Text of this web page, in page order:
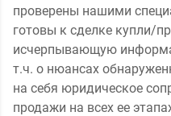
проверены нашими
готовы к сделке купли/
исчерпывающую
т.ч. о нюансах
на себя юридическое
продажи на всех ее